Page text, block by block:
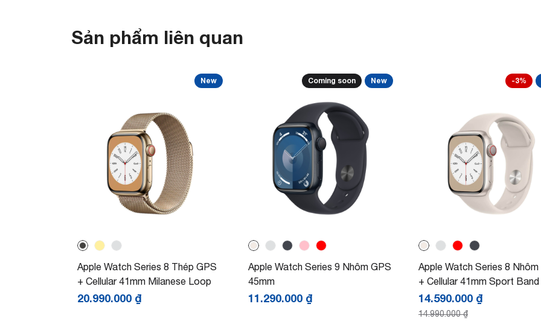
Sản phẩm liên quan
New
Apple Watch Series 8 Thép GPS
+ Cellular 41mm Milanese Loop
20.990.000 ₫
Coming soon New
Apple Watch Series 9 Nhôm GPS
45mm
11.290.000 ₫
-3%
Apple Watch Series 8 Nhôm
+ Cellular 41mm Sport Band
14.590.000 ₫
14.990.000₫